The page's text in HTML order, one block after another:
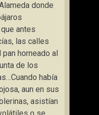
donde
antes
las calles
horneado al
de los
había
aun en sus
asistían